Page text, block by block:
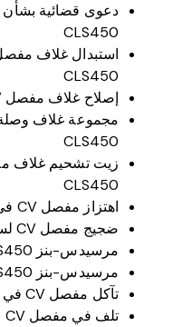
CLS450
CLS450
إصلاح غلاف مفصل CV لمرسيدس-بنز CLS450
CLS450
CLS450
اهتزاز مفصل CV في مرسيدس-بنز CLS450
ضجيج مفصل CV لسيارة مرسيدس-بنز CLS450
مرسيدس-بنز CLS450 صوت مفصل الكوبل
مرسيدس-بنز CLS450 وصلة CV فضفاضة
تآكل مفصل CV في مرسيدس-بنز CLS450
تلف في مفصل CV لمرسيدس-بنز CLS450